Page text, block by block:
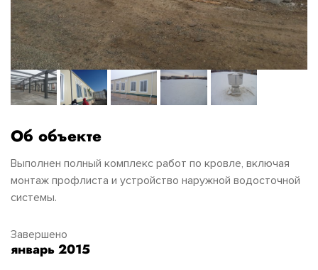
Завершено
январь 2015
Об объекте
Выполнен полный комплекс работ по кровле, включая
монтаж профлиста и устройство наружной водосточной
системы.